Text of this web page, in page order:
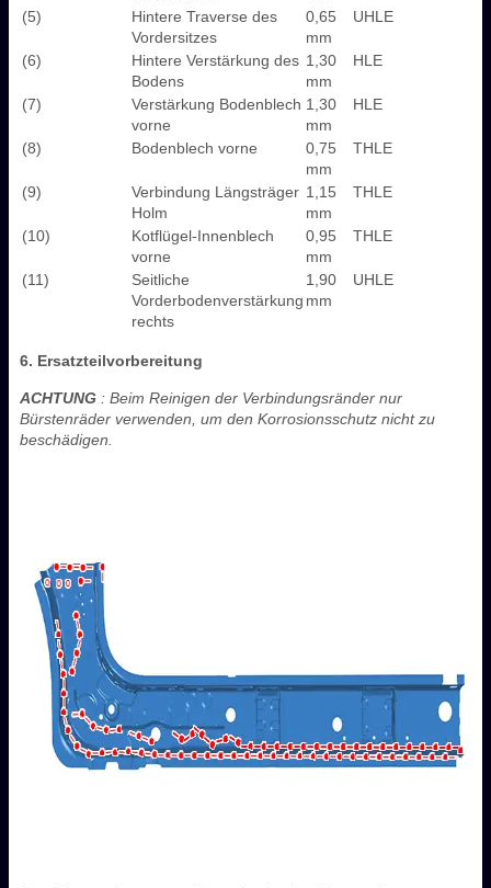
(5)
Hintere Traverse des
Vordersitzes
0,65
mm
UHLE
(6)
Hintere Verstärkung des
Bodens
1,30
mm
HLE
(7)
Verstärkung Bodenblech
vorne
1,30
mm
HLE
(8) Bodenblech vorne
0,75
mm
THLE
(9)
Verbindung Längsträger
Holm
1,15
mm
THLE
(10)
Kotflügel-Innenblech
vorne
0,95
mm
THLE
(11)
Seitliche
Vorderbodenverstärkung
rechts
1,90
mm
UHLE
6. Ersatzteilvorbereitung
ACHTUNG : Beim Reinigen der Verbindungsränder nur
Bürstenräder verwenden, um den Korrosionsschutz nicht zu
beschädigen.